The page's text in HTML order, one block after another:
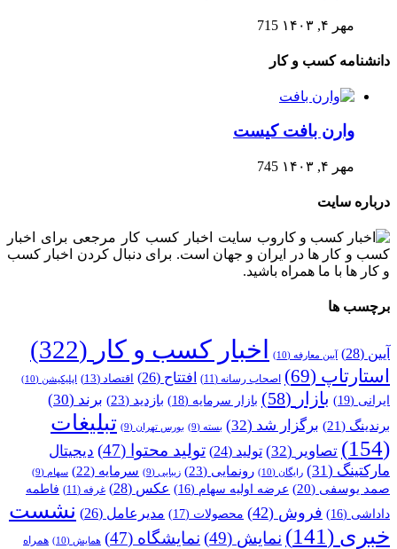
مهر ۴, ۱۴۰۳ 715
دانشنامه کسب و کار
وارن بافت کیست
مهر ۴, ۱۴۰۳ 745
درباره سایت
وب سایت اخبار کسب کار مرجعی برای اخبار
کسب و کار ها در ایران و جهان است. برای دنبال کردن اخبار کسب
و کار ها با ما همراه باشید.
برچسب ها
آیین (28) آیین معارفه (10) اخبار کسب و کار (322)
استارتاپ (69) اصحاب رسانه (11) افتتاح (26) اقتصاد (13) اپلیکیشن (10)
ایرانی (19) بازار (58) بازار سرمایه (18) بازدید (23) برند (30)
برندینگ (21) برگزار شد (32) بسته (9) بورس تهران (9)
تبلیغات
(154)
تصاویر (32) تولید (24) تولید محتوا (47)
دیجیتال
مارکتینگ (31) رایگان (10) رونمایی (23) زیبایی (9) سرمایه (22) سهام (9)
صمد یوسفی (20) عرضه اولیه سهام (16) عکس (28) غرفه (11)
فاطمه
داداشی (16) فروش (42) محصولات (17) مدیرعامل (26)
نشست
خبری (141) نمایش (49) نمایشگاه (47) همایش (10) همراه